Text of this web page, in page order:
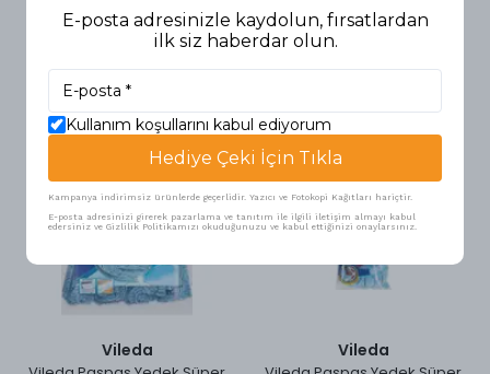
Vileda Paspas Yedek Süper
Soft Klasik Sarı
Vileda Paspas Saplı
539,90 TL
Vileda Vileda
E-posta adresinizle kaydolun, fırsatlardan
ilk siz haberdar olun.
Kullanım koşullarını kabul ediyorum
Hediye Çeki İçin Tıkla
Kampanya indirimsiz ürünlerde geçerlidir. Yazıcı ve Fotokopi Kağıtları hariçtir.
E-posta adresinizi girerek pazarlama ve tanıtım ile ilgili iletişim almayı kabul
edersiniz ve Gizlilik Politikamızı okuduğunuzu ve kabul ettiğinizi onaylarsınız.